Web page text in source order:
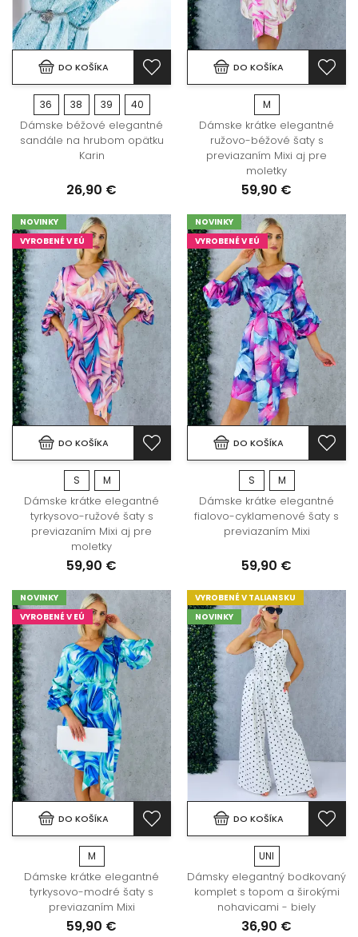
DO KOŠÍKA
36 38 39 40
Dámske béžové elegantné
sandále na hrubom opätku
Karin
26,90 €
DO KOŠÍKA
M
Dámske krátke elegantné
ružovo-béžové šaty s
previazaním Mixi aj pre
moletky
59,90 €
NOVINKY
VYROBENÉ V EÚ
DO KOŠÍKA
S M
Dámske krátke elegantné
tyrkysovo-ružové šaty s
previazaním Mixi aj pre
moletky
59,90 €
NOVINKY
VYROBENÉ V EÚ
DO KOŠÍKA
S M
Dámske krátke elegantné
fialovo-cyklamenové šaty s
previazaním Mixi
59,90 €
NOVINKY
VYROBENÉ V EÚ
DO KOŠÍKA
M
Dámske krátke elegantné
tyrkysovo-modré šaty s
previazaním Mixi
59,90 €
VYROBENÉ V TALIANSKU
NOVINKY
DO KOŠÍKA
UNI
Dámsky elegantný bodkovaný
komplet s topom a širokými
nohavicami - biely
36,90 €